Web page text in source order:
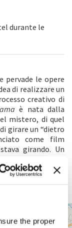
the proper
durante le
pervade le opere
di realizzare un
creativo di
è nata dalla
mistero, di quel
girare un “dietro
come film
girando. Un
nel momento
film che avesse